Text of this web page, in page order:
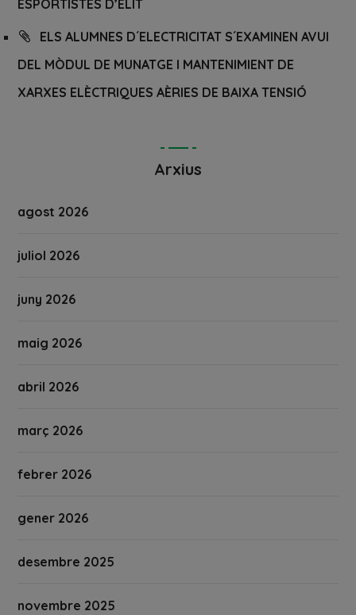
ESPORTISTES D’ELIT
ELS ALUMNES D´ELECTRICITAT S´EXAMINEN AVUI
DEL MÒDUL DE MUNATGE I MANTENIMIENT DE
XARXES ELÈCTRIQUES AÈRIES DE BAIXA TENSIÓ
Arxius
agost 2026
juliol 2026
juny 2026
maig 2026
abril 2026
març 2026
febrer 2026
gener 2026
desembre 2025
novembre 2025